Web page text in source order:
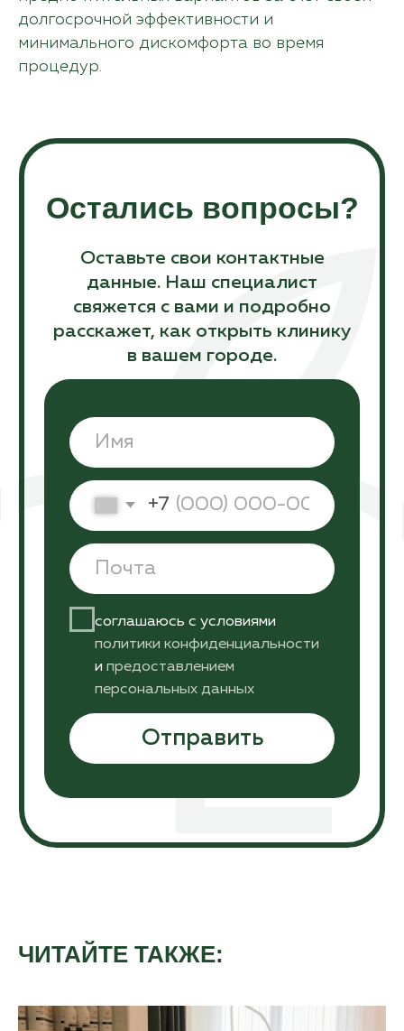
долгосрочной эффективности и
минимального дискомфорта во время
процедур.
ЧИТАЙТЕ ТАКЖЕ:
Политика конфиденциальности
Информация, указанная на сайте, не является
публичной офертой. Подробную